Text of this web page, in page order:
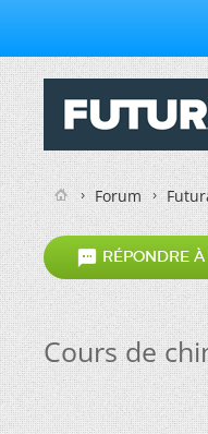
Forum
 RÉPONDRE
Cours de